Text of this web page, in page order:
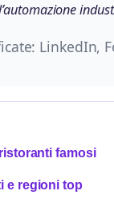
LinkedIn,
famosi
e regioni top